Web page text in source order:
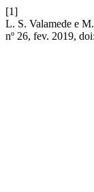
[1]
L. S. Valamede e
nº 26, fev. 2019, doi: